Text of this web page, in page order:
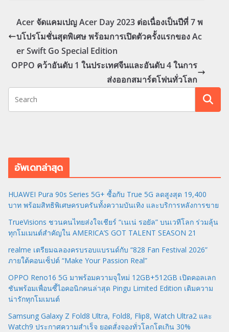
Acer จัดแคมเปญ Acer Day 2023 ต่อเนื่องเป็นปีที่ 7 พ
บโปรโมชั่นสุดพิเศษ พร้อมการเปิดตัวครั้งแรกของ Ac
er Swift Go Special Edition
OPPO คว้าอันดับ 1 ในประเทศจีนและอันดับ 4 ในการ
ส่งออกสมาร์ตโฟนทั่วโลก
อัพเดทล่าสุด
HUAWEI Pura 90s Series 5G+ ซื้อกับ True 5G ลดสูงสุด 19,400
บาท พร้อมสิทธิพิเศษครบครันทั้งความบันเทิง และบริการหลังการขาย
TrueVisions ชวนคนไทยส่งใจเชียร์ “เนเน่ รอยัล” บนเวทีโลก ร่วมลุ้น
ทุกโมเมนต์สำคัญใน AMERICA’S GOT TALENT SEASON 21
realme เตรียมฉลองครบรอบแบรนด์กับ “828 Fan Festival 2026”
ภายใต้คอนเซ็ปต์ “Make Your Passion Real”
OPPO Reno16 5G มาพร้อมความจุใหม่ 12GB+512GB เปิดคอลเลก
ชันพร้อมเพื่อนซี้ไอคอนิกคนล่าสุด Pingu Limited Edition เติมความ
น่ารักทุกโมเมนต์
Samsung Galaxy Z Fold8 Ultra, Fold8, Flip8, Watch Ultra2 และ
Watch9 ประกาศความสำเร็จ ยอดสั่งจองทั่วโลกโตเกิน 30%